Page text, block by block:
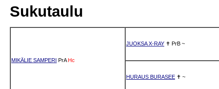
Sukutaulu
MIKÄLIE SAMPERI PrA Hc
JUOKSA X-RAY ✝ PrB ~
HURAUS BURASEE ✝ ~